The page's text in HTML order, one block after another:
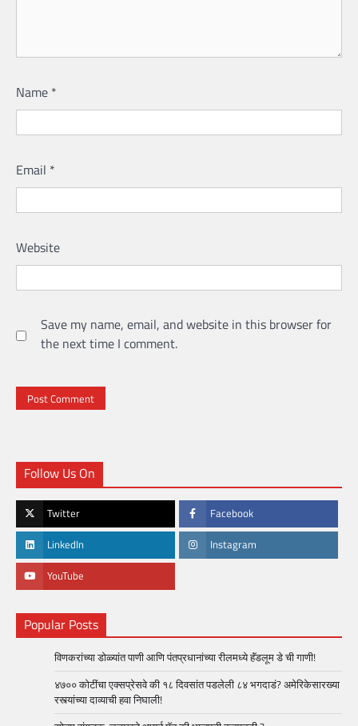
Name *
Email *
Website
Save my name, email, and website in this browser for
the next time I comment.
Follow Us On
Twitter Facebook
LinkedIn Instagram
YouTube
Popular Posts
विणकरांच्या डोळ्यांत पाणी आणि पंतप्रधानांच्या रीलमध्ये हॅंडलूम डे ची गाणी!
४७०० कोटींचा एक्सप्रेसवे की १८ दिवसांत पडलेली ८४ भगदाडं? अमेरिकेसारख्या
रस्त्यांच्या दाव्याची हवा निघाली!